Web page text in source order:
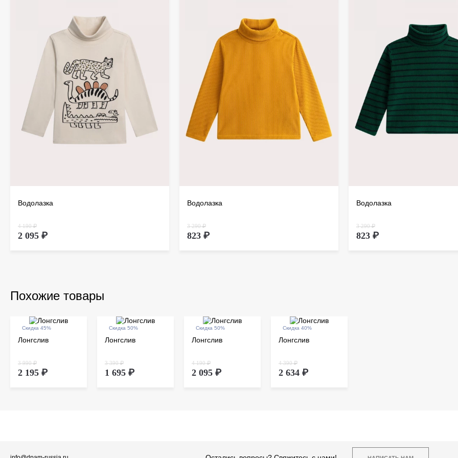
Водолазка
4 190 ₽
2 095 ₽
Водолазка
3 290 ₽
823 ₽
Водолазка
3 290 ₽
823 ₽
Похожие товары
Скидка 45%
Лонгслив
3 990 ₽
2 195 ₽
Скидка 50%
Лонгслив
3 390 ₽
1 695 ₽
Скидка 50%
Лонгслив
4 190 ₽
2 095 ₽
Скидка 40%
Лонгслив
4 390 ₽
2 634 ₽